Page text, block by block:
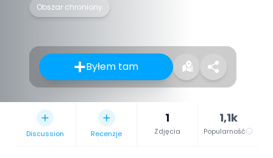
Obszar chroniony
Byłem tam
Discussion Recenzje
1
Zdjęcia
1,1k
Popularność